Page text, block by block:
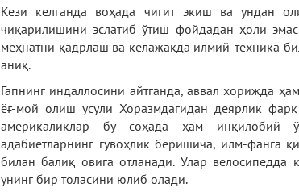
Кези келганда воҳада чигит экиш ва ундан
чиқарилишини эслатиб ўтиш фойдадан ҳоли
меҳнатни қадрлаш ва келажакда илмий-техника
аниқ.
Гапнинг индаллосини айтганда, аввал хорижда
ёғ-мой олиш усули Хоразмдагидан деярлик
америкаликлар бу соҳада ҳам инқилобий
адабиётларнинг гувоҳлик беришича, илм-фанга
билан балиқ овига отланади. Улар велосипедда
унинг бир толасини юлиб олади.